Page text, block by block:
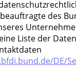
des
Lis­te der
DE/